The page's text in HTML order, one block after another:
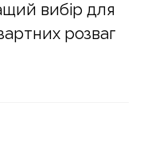
вибір для
розваг